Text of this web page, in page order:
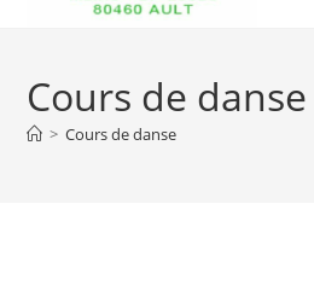
Cours de danse
> Cours de danse